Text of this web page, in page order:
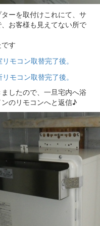
ーを取付けこれにて、サ
お客様も見えてない所で
す
したので、一旦宅内へ浴
のリモコンへと返信♪